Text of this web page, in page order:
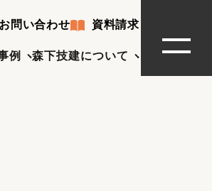
お問い合わせ 資料請求
例 森下技建について